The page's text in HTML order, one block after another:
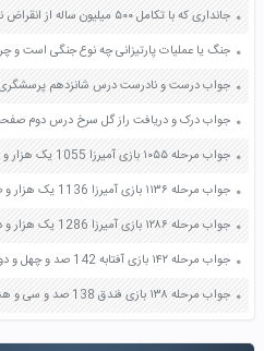
جواب درست و نادرست درس شانزدهم پرسشگری صفحه 126
جواب درک و دریافت راز گل سرخ درس دوم صفحه 23 فارسی
جواب مرحله ۱۰۵۵ بازی آمیرزا 1055 یک هزار و پنجاه و پنج پاسخ
جواب مرحله ۱۱۳۶ بازی آمیرزا 1136 یک هزار و صد و سی و شش پاسخ
جواب مرحله ۱۲۸۶ بازی آمیرزا 1286 یک هزار و دویست و هشتاد و شش پاسخ
جواب مرحله ۱۴۲ بازی آفتابه 142 صد و چهل و دو پاسخ
جواب مرحله ۱۳۸ بازی فندق 138 صد و سی و هشت پاسخ